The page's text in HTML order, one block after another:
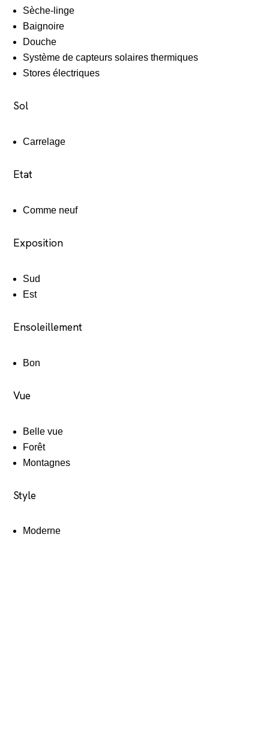
Sèche-linge
Baignoire
Douche
Système de capteurs solaires thermiques
Stores électriques
Sol
Carrelage
Etat
Comme neuf
Exposition
Sud
Est
Ensoleillement
Bon
Vue
Belle vue
Forêt
Montagnes
Style
Moderne